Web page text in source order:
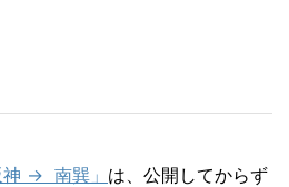
→ 南巽」 は、公開してからず